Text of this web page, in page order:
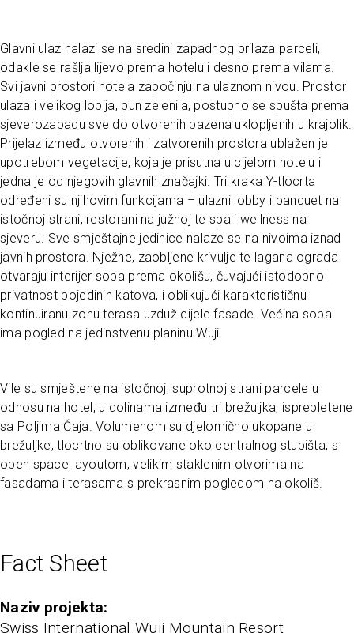
Glavni ulaz nalazi se na sredini zapadnog prilaza parceli,
odakle se rašlja lijevo prema hotelu i desno prema vilama.
Svi javni prostori hotela započinju na ulaznom nivou. Prostor
ulaza i velikog lobija, pun zelenila, postupno se spušta prema
sjeverozapadu sve do otvorenih bazena uklopljenih u krajolik.
Prijelaz između otvorenih i zatvorenih prostora ublažen je
upotrebom vegetacije, koja je prisutna u cijelom hotelu i
jedna je od njegovih glavnih značajki. Tri kraka Y-tlocrta
određeni su njihovim funkcijama – ulazni lobby i banquet na
istočnoj strani, restorani na južnoj te spa i wellness na
sjeveru. Sve smještajne jedinice nalaze se na nivoima iznad
javnih prostora. Nježne, zaobljene krivulje te lagana ograda
otvaraju interijer soba prema okolišu, čuvajući istodobno
privatnost pojedinih katova, i oblikujući karakterističnu
kontinuiranu zonu terasa uzduž cijele fasade. Većina soba
ima pogled na jedinstvenu planinu Wuji.
Vile su smještene na istočnoj, suprotnoj strani parcele u
odnosu na hotel, u dolinama između tri brežuljka, isprepletene
sa Poljima Čaja. Volumenom su djelomično ukopane u
brežuljke, tlocrtno su oblikovane oko centralnog stubišta, s
open space layoutom, velikim staklenim otvorima na
fasadama i terasama s prekrasnim pogledom na okoliš.
Fact Sheet
naziv projekta
Swiss International Wuji Mountain Resort